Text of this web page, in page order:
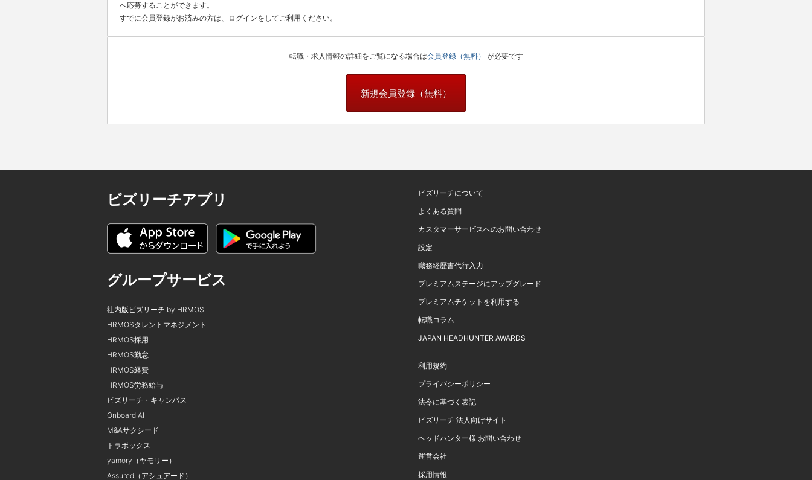
へ応募することができます。
すでに会員登録がお済みの方は、ログインをしてご利用ください。
転職・求人情報の詳細をご覧になる場合は会員登録（無料） が必要です
新規会員登録（無料）
ビズリーチアプリ
グループサービス
社内版ビズリーチ by HRMOS
HRMOSタレントマネジメント
HRMOS採用
HRMOS勤怠
HRMOS経費
HRMOS労務給与
ビズリーチ・キャンパス
Onboard AI
M&Aサクシード
トラボックス
yamory（ヤモリー）
Assured（アシュアード）
ビズリーチについて
よくある質問
カスタマーサービスへのお問い合わせ
設定
職務経歴書代行入力
プレミアムステージにアップグレード
プレミアムチケットを利用する
転職コラム
JAPAN HEADHUNTER AWARDS
利用規約
プライバシーポリシー
法令に基づく表記
ビズリーチ 法人向けサイト
ヘッドハンター様 お問い合わせ
運営会社
採用情報